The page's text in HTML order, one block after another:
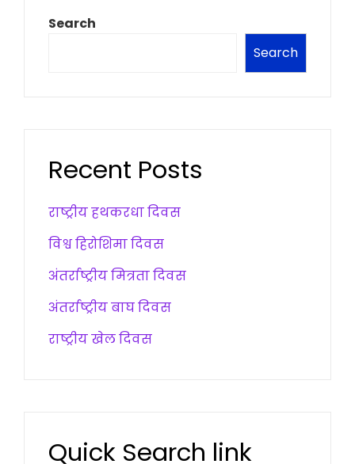
Search
Search
Recent Posts
राष्ट्रीय हथकरधा दिवस
विश्व हिरोशिमा दिवस
अंतर्राष्ट्रीय मित्रता दिवस
अंतर्राष्ट्रीय बाघ दिवस
राष्ट्रीय खेल दिवस
Quick Search link